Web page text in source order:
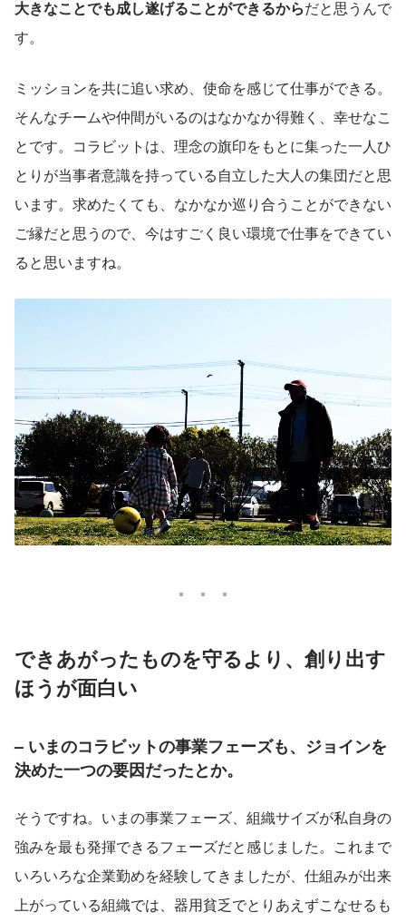
大きなことでも成し遂げることができるからだと思うんで
す。
ミッションを共に追い求め、使命を感じて仕事ができる。
そんなチームや仲間がいるのはなかなか得難く、幸せなこ
とです。コラビットは、理念の旗印をもとに集った一人ひ
とりが当事者意識を持っている自立した大人の集団だと思
います。求めたくても、なかなか巡り合うことができない
ご縁だと思うので、今はすごく良い環境で仕事をできてい
ると思いますね。
できあがったものを守るより、創り出す
ほうが面白い
– いまのコラビットの事業フェーズも、ジョインを
決めた一つの要因だったとか。
そうですね。いまの事業フェーズ、組織サイズが私自身の
強みを最も発揮できるフェーズだと感じました。これまで
いろいろな企業勤めを経験してきましたが、仕組みが出来
上がっている組織では、器用貧乏でとりあえずこなせるも